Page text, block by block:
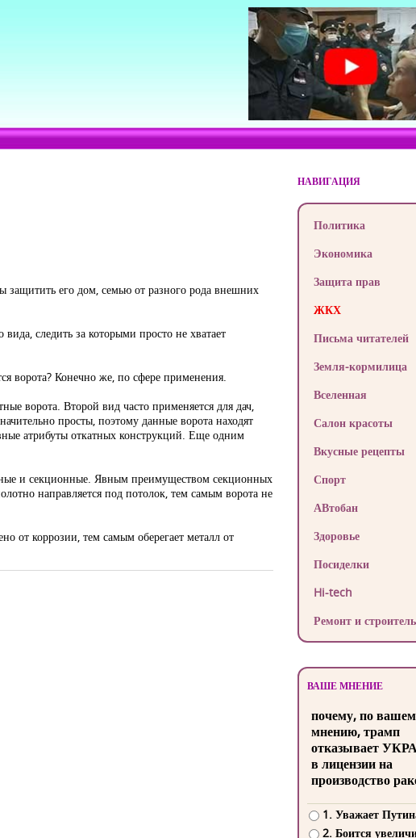
защитить его дом, семью от разного рода внешних
следить за которыми просто не хватает
ворота? Конечно же, по сфере применения.
ворота. Второй вид часто применяется для дач,
просты, поэтому данные ворота находят
атрибуты откатных конструкций. Еще одним
и секционные. Явным преимуществом секционных
направляется под потолок, тем самым ворота не
от коррозии, тем самым оберегает металл от
НАВИГАЦИЯ
Политика
Экономика
Защита прав
ЖКХ
Письма читателей
Земля-кормилица
Вселенная
Салон красоты
Вкусные рецепты
Спорт
АВтобан
Здоровье
Посиделки
Hi-tech
Ремонт и
ВАШЕ МНЕНИЕ
почему, по
мнению, трамп
отказывает
в лицензии на
производство
1. Уважает
2. Боится